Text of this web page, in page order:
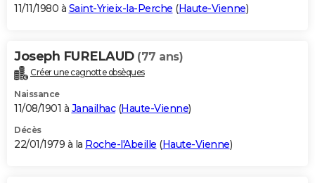
11/11/1980 à Saint-Yrieix-la-Perche (Haute-Vienne)
Joseph FURELAUD (77 ans)
Créer une cagnotte obsèques
Naissance
11/08/1901 à Janailhac(Haute-Vienne)
Décès
22/01/1979 à la Roche-l'Abeille (Haute-Vienne)